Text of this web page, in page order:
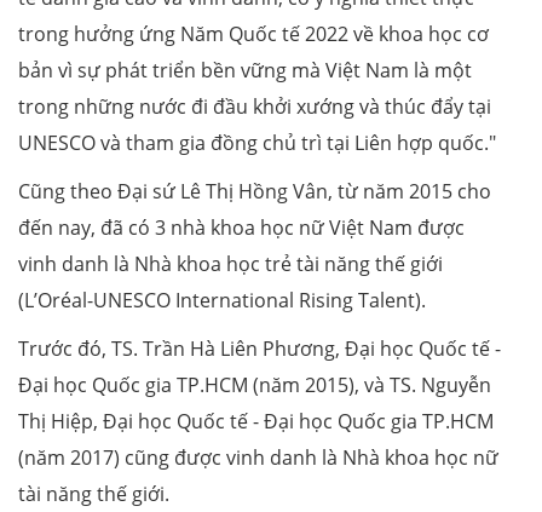
trong hưởng ứng Năm Quốc tế 2022 về khoa học cơ
bản vì sự phát triển bền vững mà Việt Nam là một
trong những nước đi đầu khởi xướng và thúc đẩy tại
UNESCO và tham gia đồng chủ trì tại Liên hợp quốc."
Cũng theo Đại sứ Lê Thị Hồng Vân, từ năm 2015 cho
đến nay, đã có 3 nhà khoa học nữ Việt Nam được
vinh danh là Nhà khoa học trẻ tài năng thế giới
(L’Oréal-UNESCO International Rising Talent).
Trước đó, TS. Trần Hà Liên Phương, Đại học Quốc tế -
Đại học Quốc gia TP.HCM (năm 2015), và TS. Nguyễn
Thị Hiệp, Đại học Quốc tế - Đại học Quốc gia TP.HCM
(năm 2017) cũng được vinh danh là Nhà khoa học nữ
tài năng thế giới.